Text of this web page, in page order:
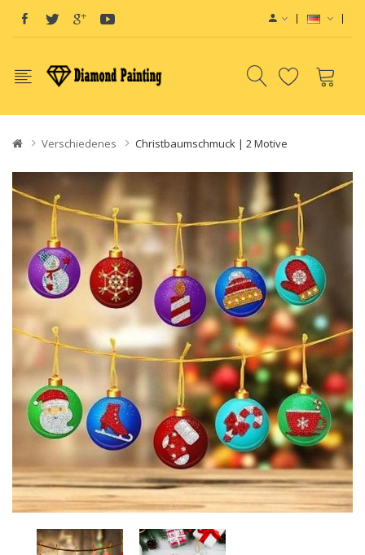
Verschiedenes Christbaumschmuck | 2 Motive